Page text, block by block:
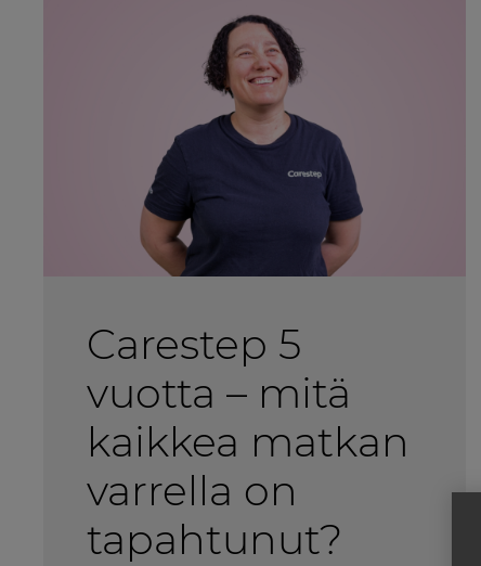
Carestep 5
vuotta – mitä
kaikkea matkan
varrella on
tapahtunut?